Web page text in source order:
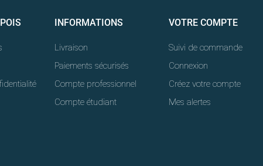
INFORMATIONS
Livraison
Paiements sécurisés
Compte professionnel
Compte étudiant
VOTRE COMPTE
Suivi de commande
Connexion
Créez votre compte
Mes alertes